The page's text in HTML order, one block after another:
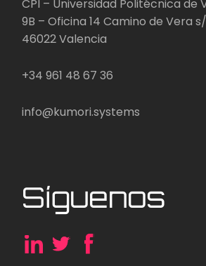
CPI – Universidad Politécnica de
9B – Oficina 14 Camino de Vera
46022 Valencia
+34 961 48 67 36
info@kumori.systems
Síguenos